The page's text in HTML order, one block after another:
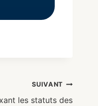
SUIVANT
les statuts des